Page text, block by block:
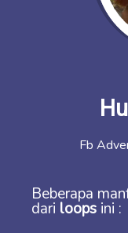
Fb
Beberapa
dari loops ini :